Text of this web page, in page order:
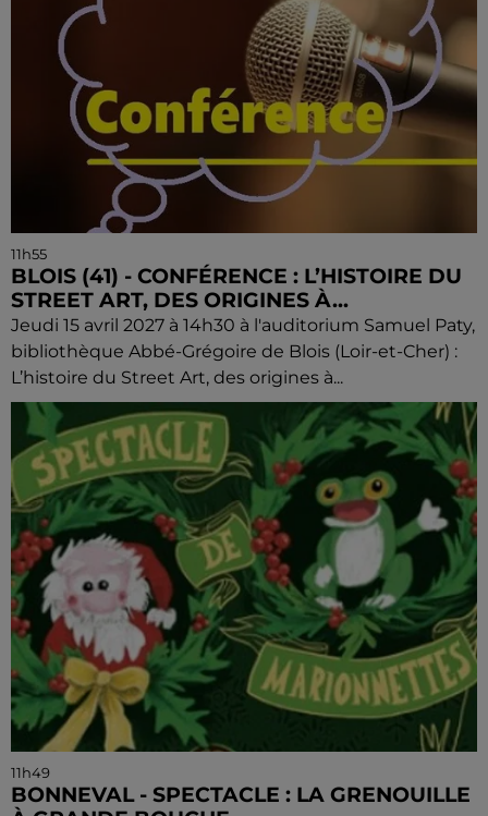
11h55
BLOIS (41) - CONFÉRENCE : L’HISTOIRE DU
STREET ART, DES ORIGINES À...
Jeudi 15 avril 2027 à 14h30 à l'auditorium Samuel Paty,
bibliothèque Abbé-Grégoire de Blois (Loir-et-Cher) :
L’histoire du Street Art, des origines à...
11h49
BONNEVAL - SPECTACLE : LA GRENOUILLE